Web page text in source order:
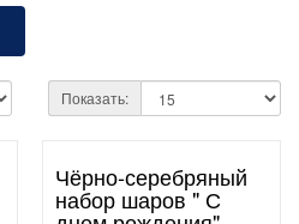
Показать:
Чёрно-серебряный
набор шаров " С